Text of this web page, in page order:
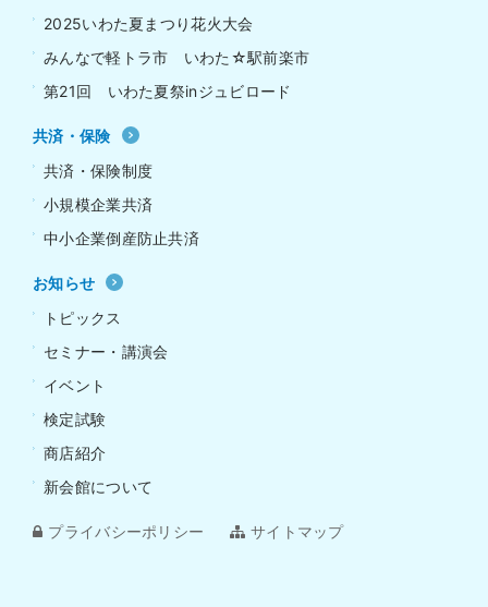
2025いわた夏まつり花火大会
みんなで軽トラ市 いわた☆駅前楽市
第21回 いわた夏祭inジュビロード
共済・保険
共済・保険制度
小規模企業共済
中小企業倒産防止共済
お知らせ
トピックス
セミナー・講演会
イベント
検定試験
商店紹介
新会館について
プライバシーポリシー サイトマップ